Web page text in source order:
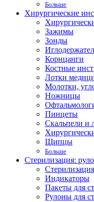
Больше
Хирургические
Зажимы
Зонды
Корнцанги
Костные
Лотки
Молотки,
Ножницы
Пинцеты
Скальпели и
Щипцы
Больше
Стерилизация:
Индикаторы
Пакеты для
Рулоны для